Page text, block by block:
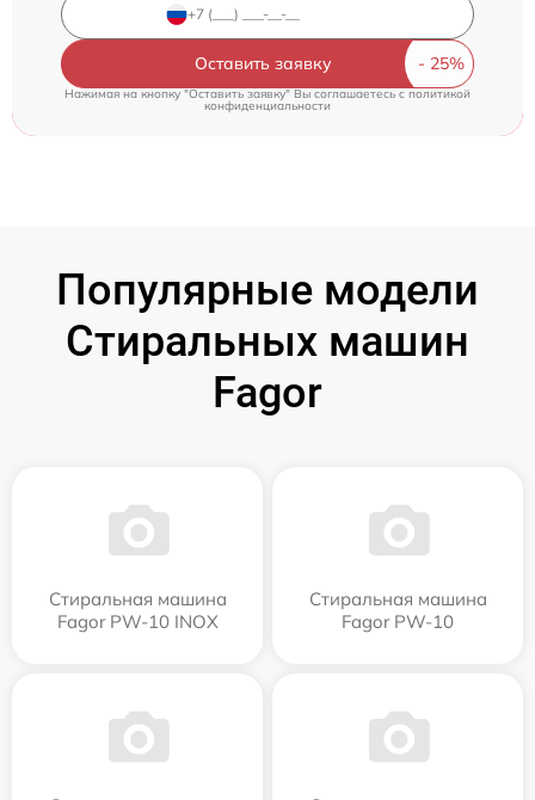
Оставить заявку
Нажимая на кнопку "Оставить заявку" Вы соглашаетесь cполитикой
конфиденциальности
Популярные модели
Стиральных машин
Fagor
Стиральная машина
Fagor PW-10 INOX
Стиральная машина
Fagor PW-10